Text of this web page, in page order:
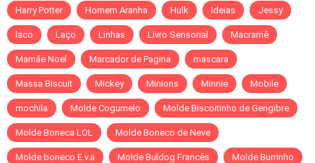
Harry Potter Homem Aranha Hulk Ideias Jessy
laco Laço Linhas Livro Sensorial Macramê
Mamãe Noel Marcador de Pagina mascara
Massa Biscuit Mickey Minions Minnie Mobile
mochila Molde Cogumelo Molde Biscoitinho de Gengibre
Molde Boneca LOL Molde Boneco de Neve
Molde boneco E.v.a Molde Buldog Francês Molde Burrinho